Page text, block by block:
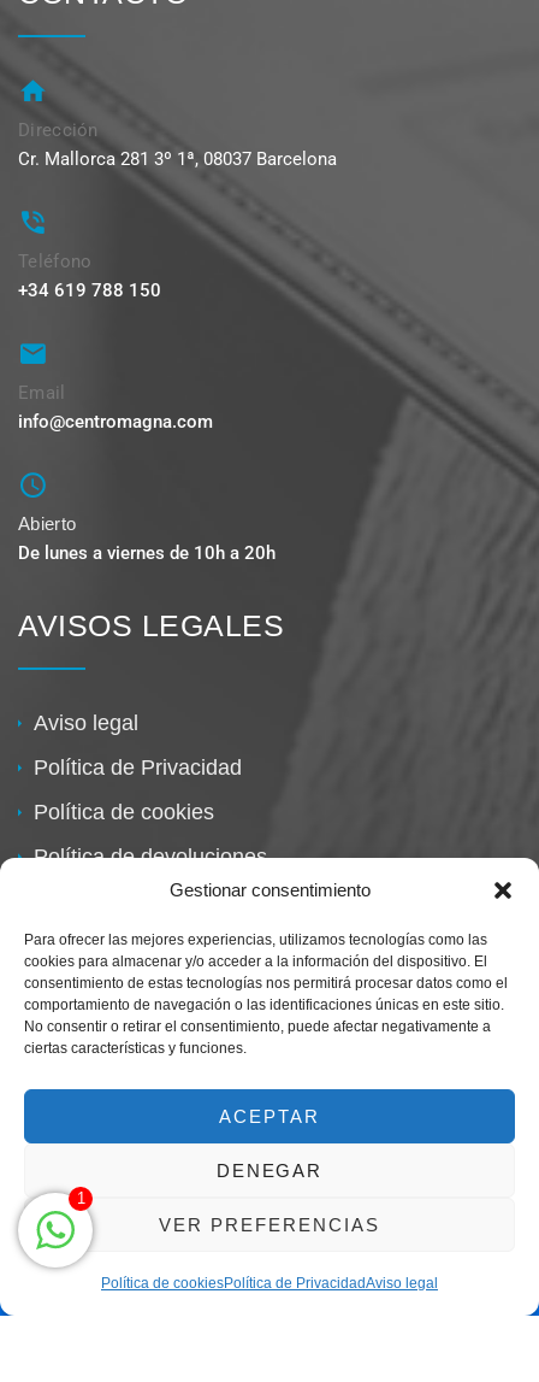
Gestionar consentimiento
Para ofrecer las mejores experiencias, utilizamos tecnologías como las
cookies para almacenar y/o acceder a la información del dispositivo. El
consentimiento de estas tecnologías nos permitirá procesar datos como el
comportamiento de navegación o las identificaciones únicas en este sitio.
No consentir o retirar el consentimiento, puede afectar negativamente a
ciertas características y funciones.
ACEPTAR
DENEGAR
VER PREFERENCIAS
Política de cookiesPolítica de PrivacidadAviso legal
Dirección
Cr. Mallorca 281 3º 1ª, 08037 Barcelona
Teléfono
+34 619 788 150
Email
info@centromagna.com
Abierto
De lunes a viernes de 10h a 20h
AVISOS LEGALES
Aviso legal
Política de Privacidad
Política de cookies
Política de devoluciones
Centro Magna By Miguel Alarcón
Clic para llamar solo de 9h a 21h
1